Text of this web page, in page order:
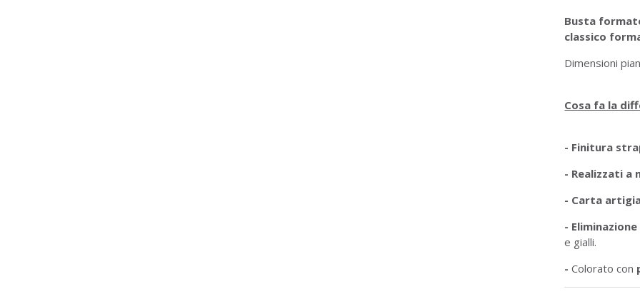
Busta
classico
Dimensioni
Cosa fa la
- Finitura
- Realizzati a
- Carta
-
e gialli.
-Colorato con